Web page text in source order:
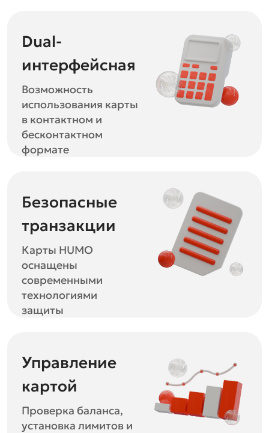
Dual-
интерфейсная
Возможность
использования карты
в контактном и
бесконтактном
формате
Безопасные
транзакции
Карты HUMO
оснащены
современными
технологиями
защиты
Управление
картой
Проверка баланса,
установка лимитов и